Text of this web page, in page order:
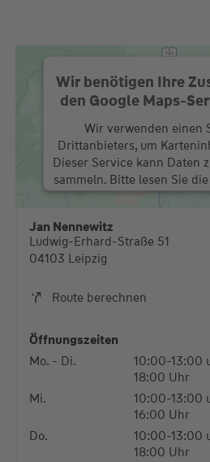
Wir benötigen Ihre
den Google Maps-
Wir verwenden einen
Drittanbieters, um
Dieser Service kann Daten
sammeln. Bitte lesen Sie
stimmen Sie der Nutzung
diese Karte
Mehr
Jan Nennewitz
Ludwig-Erhard-Straße 51
04103 Leipzig
Route berechnen
Öffnungszeiten
Mo. - Di.
10:00-13:00
18:00 Uhr
Mi.
10:00-13:00
16:00 Uhr
Do.
10:00-13:00
18:00 Uhr